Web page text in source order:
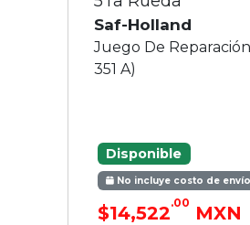
Saf-Holland
Juego De
351 A)
Disponible
No incluye costo de envío
$14,522.00 MXN